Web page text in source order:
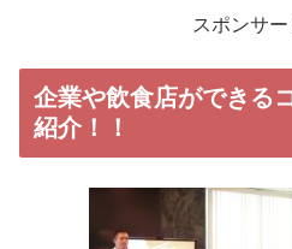
スポンサー
企業や飲食店ができる
紹介！！